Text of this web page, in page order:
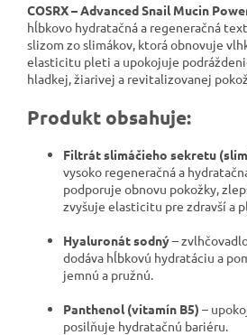
COSRX – Advanced Snail Mucin
hĺbkovo hydratačná a regeneračná
slizom zo slimákov, ktorá obnovuje
elasticitu pleti a upokojuje
hladkej, žiarivej a revitalizovanej
Produkt obsahuje:
Filtrát slimáčieho sekretu
vysoko regeneračná a
podporuje obnovu pokožky,
zvyšuje elasticitu pre zdravší a
Hyaluronát sodný–
dodáva hĺbkovú hydratáciu a
jemnú a pružnú.
Panthenol (vitamín B5) –
posilňuje hydratačnú bariéru.